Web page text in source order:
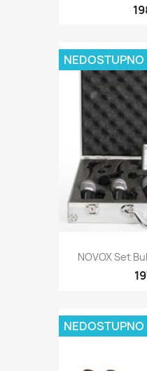
NOVOX Set
NEDOSTUPNO
NEDOSTUPNO